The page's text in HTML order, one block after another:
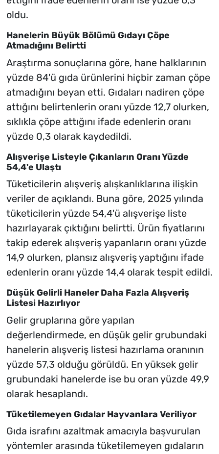
oldu.
Hanelerin Büyük Bölümü Gıdayı Çöpe
Atmadığını Belirtti
Araştırma sonuçlarına göre, hane halklarının
yüzde 84'ü gıda ürünlerini hiçbir zaman çöpe
atmadığını beyan etti. Gıdaları nadiren çöpe
attığını belirtenlerin oranı yüzde 12,7 olurken,
sıklıkla çöpe attığını ifade edenlerin oranı
yüzde 0,3 olarak kaydedildi.
Alışverişe Listeyle Çıkanların Oranı Yüzde
54,4'e Ulaştı
Tüketicilerin alışveriş alışkanlıklarına ilişkin
veriler de açıklandı. Buna göre, 2025 yılında
tüketicilerin yüzde 54,4'ü alışverişe liste
hazırlayarak çıktığını belirtti. Ürün fiyatlarını
takip ederek alışveriş yapanların oranı yüzde
14,9 olurken, plansız alışveriş yaptığını ifade
edenlerin oranı yüzde 14,4 olarak tespit edildi.
Düşük Gelirli Haneler Daha Fazla Alışveriş
Listesi Hazırlıyor
Gelir gruplarına göre yapılan
değerlendirmede, en düşük gelir grubundaki
hanelerin alışveriş listesi hazırlama oranının
yüzde 57,3 olduğu görüldü. En yüksek gelir
grubundaki hanelerde ise bu oran yüzde 49,9
olarak hesaplandı.
Tüketilemeyen Gıdalar Hayvanlara Veriliyor
Gıda israfını azaltmak amacıyla başvurulan
yöntemler arasında tüketilemeyen gıdaların